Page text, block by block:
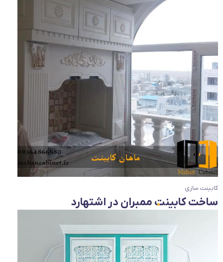
ساخت کابینت ممبران در اشتهارد
کابینت سازی